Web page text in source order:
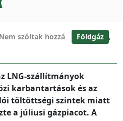
Nem szóltak hozzá Földgáz ,
LNG-szállítmányok
karbantartások és az
töltöttségi szintek miatt
a júliusi gázpiacot. A